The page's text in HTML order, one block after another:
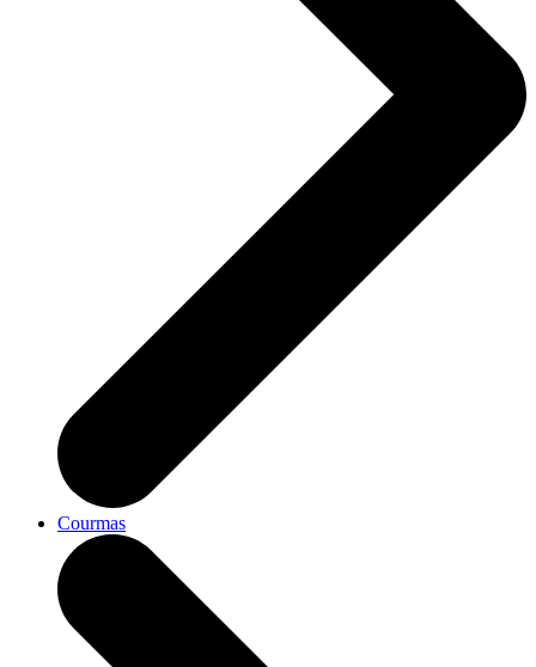
Courmas